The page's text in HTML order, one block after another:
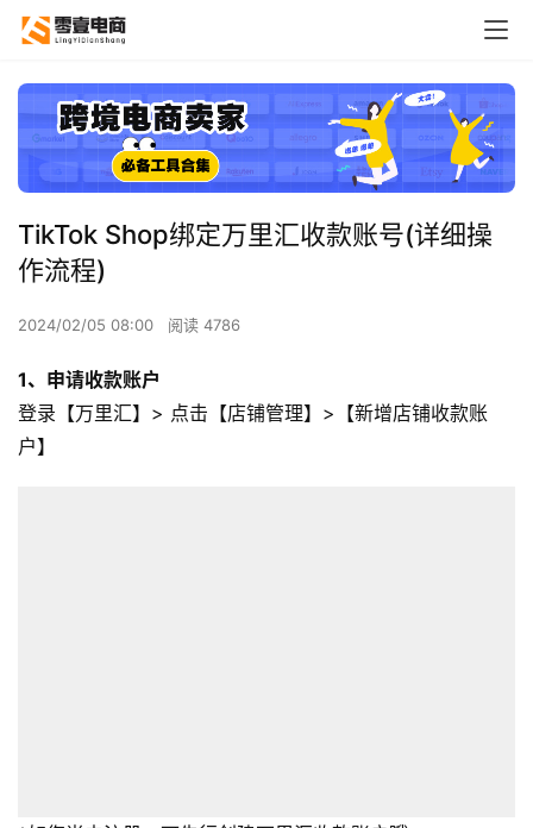
TikTok Shop绑定万里汇收款账号(详细操
作流程)
2024/02/05 08:00 阅读 4786
1、申请收款账户
登录【万里汇】> 点击【店铺管理】>【新增店铺收款账
户】